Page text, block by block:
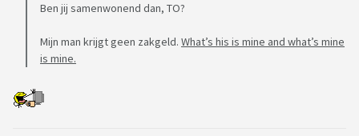
Ben jij samenwonend dan, TO?
Mijn man krijgt geen zakgeld. What’s his is mine and what’s mine
is mine.